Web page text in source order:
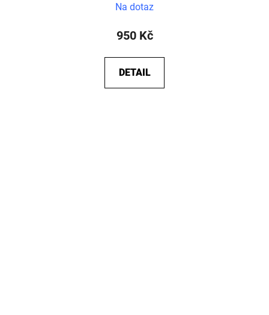
Na dotaz
950 Kč
DETAIL